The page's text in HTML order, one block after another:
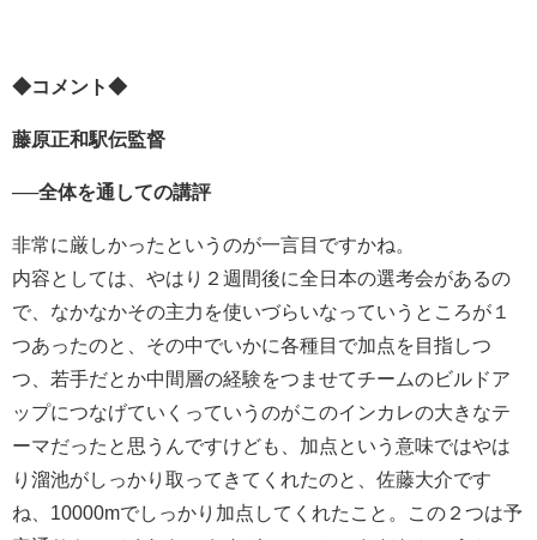
◆コメント◆
藤原正和駅伝監督
──全体を通しての講評
非常に厳しかったというのが一言目ですかね。
内容としては、やはり２週間後に全日本の選考会があるの
で、なかなかその主力を使いづらいなっていうところが１
つあったのと、その中でいかに各種目で加点を目指しつ
つ、若手だとか中間層の経験をつませてチームのビルドア
ップにつなげていくっていうのがこのインカレの大きなテ
ーマだったと思うんですけども、加点という意味ではやは
り溜池がしっかり取ってきてくれたのと、佐藤大介です
ね、10000mでしっかり加点してくれたこと。この２つは予